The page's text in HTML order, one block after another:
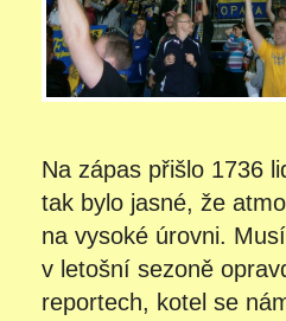
Na zápas přišlo 1736
tak bylo jasné, že
na vysoké úrovni.
v letošní sezoně
reportech, kotel se